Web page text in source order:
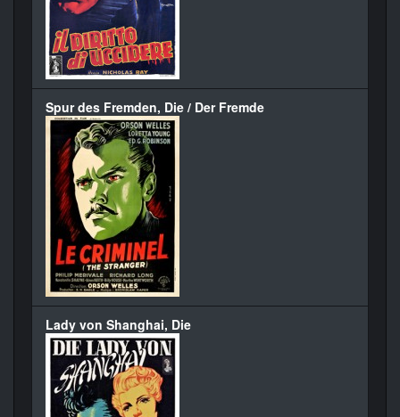
Spur des Fremden, Die / Der Fremde
Lady von Shanghai, Die